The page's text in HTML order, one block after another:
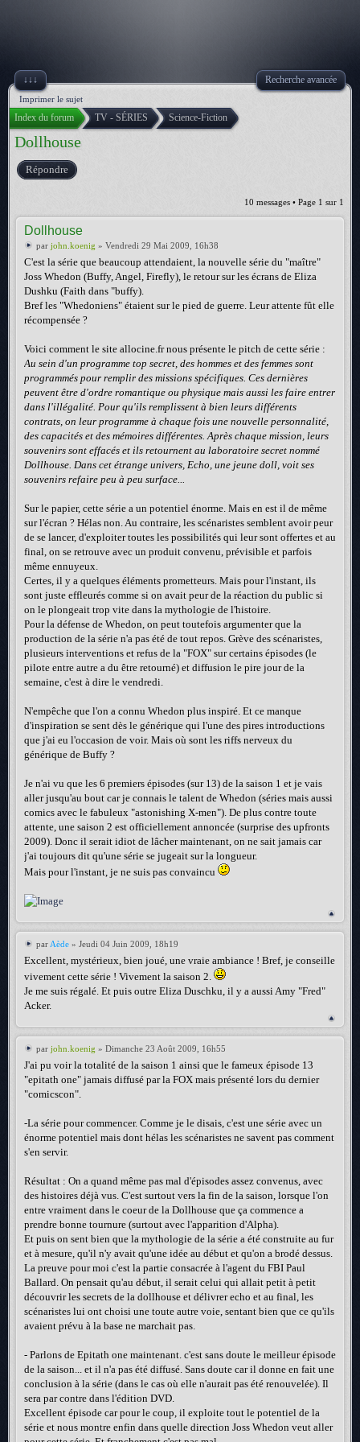
↓↓↓ Recherche avancée
Imprimer le sujet
Index du forum TV - SÉRIES Science-Fiction
Dollhouse
Répondre
10 messages • Page 1 sur 1
Dollhouse
par john.koenig » Vendredi 29 Mai 2009, 16h38
C'est la série que beaucoup attendaient, la nouvelle série du "maître"
Joss Whedon (Buffy, Angel, Firefly), le retour sur les écrans de Eliza
Dushku (Faith dans "buffy).
Bref les "Whedoniens" étaient sur le pied de guerre. Leur attente fût elle
récompensée ?
Voici comment le site allocine.fr nous présente le pitch de cette série :
Au sein d'un programme top secret, des hommes et des femmes sont
programmés pour remplir des missions spécifiques. Ces dernières
peuvent être d'ordre romantique ou physique mais aussi les faire entrer
dans l'illégalité. Pour qu'ils remplissent à bien leurs différents
contrats, on leur programme à chaque fois une nouvelle personnalité,
des capacités et des mémoires différentes. Après chaque mission, leurs
souvenirs sont effacés et ils retournent au laboratoire secret nommé
Dollhouse. Dans cet étrange univers, Echo, une jeune doll, voit ses
souvenirs refaire peu à peu surface...
Sur le papier, cette série a un potentiel énorme. Mais en est il de même
sur l'écran ? Hélas non. Au contraire, les scénaristes semblent avoir peur
de se lancer, d'exploiter toutes les possibilités qui leur sont offertes et au
final, on se retrouve avec un produit convenu, prévisible et parfois
même ennuyeux.
Certes, il y a quelques éléments prometteurs. Mais pour l'instant, ils
sont juste effleurés comme si on avait peur de la réaction du public si
on le plongeait trop vite dans la mythologie de l'histoire.
Pour la défense de Whedon, on peut toutefois argumenter que la
production de la série n'a pas été de tout repos. Grève des scénaristes,
plusieurs interventions et refus de la "FOX" sur certains épisodes (le
pilote entre autre a du être retourné) et diffusion le pire jour de la
semaine, c'est à dire le vendredi.
N'empêche que l'on a connu Whedon plus inspiré. Et ce manque
d'inspiration se sent dès le générique qui l'une des pires introductions
que j'ai eu l'occasion de voir. Mais où sont les riffs nerveux du
générique de Buffy ?
Je n'ai vu que les 6 premiers épisodes (sur 13) de la saison 1 et je vais
aller jusqu'au bout car je connais le talent de Whedon (séries mais aussi
comics avec le fabuleux "astonishing X-men"). De plus contre toute
attente, une saison 2 est officiellement annoncée (surprise des upfronts
2009). Donc il serait idiot de lâcher maintenant, on ne sait jamais car
j'ai toujours dit qu'une série se jugeait sur la longueur.
Mais pour l'instant, je ne suis pas convaincu
par Aède » Jeudi 04 Juin 2009, 18h19
Excellent, mystérieux, bien joué, une vraie ambiance ! Bref, je conseille
vivement cette série ! Vivement la saison 2.
Je me suis régalé. Et puis outre Eliza Duschku, il y a aussi Amy "Fred"
Acker.
par john.koenig » Dimanche 23 Août 2009, 16h55
J'ai pu voir la totalité de la saison 1 ainsi que le fameux épisode 13
"epitath one" jamais diffusé par la FOX mais présenté lors du dernier
"comicscon".
-La série pour commencer. Comme je le disais, c'est une série avec un
énorme potentiel mais dont hélas les scénaristes ne savent pas comment
s'en servir.
Résultat : On a quand même pas mal d'épisodes assez convenus, avec
des histoires déjà vus. C'est surtout vers la fin de la saison, lorsque l'on
entre vraiment dans le coeur de la Dollhouse que ça commence a
prendre bonne tournure (surtout avec l'apparition d'Alpha).
Et puis on sent bien que la mythologie de la série a été construite au fur
et à mesure, qu'il n'y avait qu'une idée au début et qu'on a brodé dessus.
La preuve pour moi c'est la partie consacrée à l'agent du FBI Paul
Ballard. On pensait qu'au début, il serait celui qui allait petit à petit
découvrir les secrets de la dollhouse et délivrer echo et au final, les
scénaristes lui ont choisi une toute autre voie, sentant bien que ce qu'ils
avaient prévu à la base ne marchait pas.
- Parlons de Epitath one maintenant. c'est sans doute le meilleur épisode
de la saison... et il n'a pas été diffusé. Sans doute car il donne en fait une
conclusion à la série (dans le cas où elle n'aurait pas été renouvelée). Il
sera par contre dans l'édition DVD.
Excellent épisode car pour le coup, il exploite tout le potentiel de la
série et nous montre enfin dans quelle direction Joss Whedon veut aller